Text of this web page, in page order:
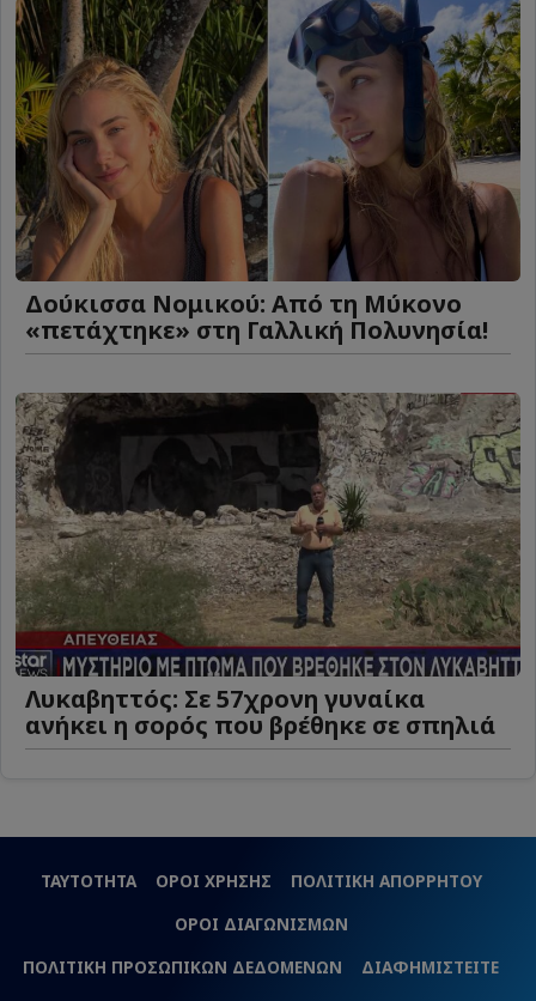
Δούκισσα Νομικού: Από τη Μύκονο
«πετάχτηκε» στη Γαλλική Πολυνησία!
Λυκαβηττός: Σε 57χρονη γυναίκα
ανήκει η σορός που βρέθηκε σε σπηλιά
ΤΑΥΤΟΤΗΤΑ ΟΡΟΙ ΧΡΗΣΗΣ
ΠΟΛΙΤΙΚΗ ΑΠΟΡΡΗΤΟΥ
ΟΡΟΙ ΔΙΑΓΩΝΙΣΜΩΝ
ΠΟΛΙΤΙΚΗ ΠΡΟΣΩΠΙΚΩΝ ΔΕΔΟΜΕΝΩΝ
ΔΙΑΦΗΜΙΣΤΕΙΤΕ